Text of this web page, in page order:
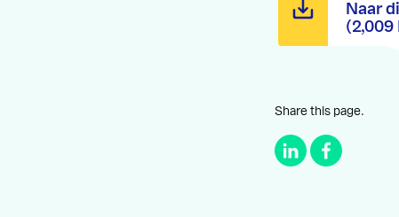
Naar
(2,009
Share this page.